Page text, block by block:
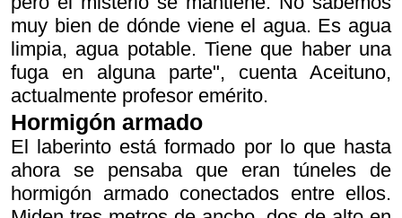
muy bien de dónde viene el agua. Es agua
limpia, agua potable. Tiene que haber una
fuga en alguna parte", cuenta Aceituno,
actualmente profesor emérito.
Hormigón armado
El laberinto está formado por lo que hasta
ahora se pensaba que eran túneles de
hormigón armado conectados entre ellos.